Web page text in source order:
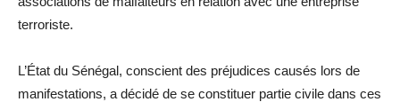
terroriste.
L’État du Sénégal, conscient des préjudices causés lors de
manifestations, a décidé de se constituer partie civile dans ces